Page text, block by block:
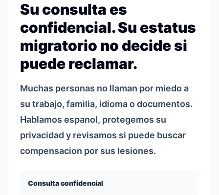
Su consulta es
confidencial. Su estatus
migratorio no decide si
puede reclamar.
Muchas personas no llaman por miedo a
su trabajo, familia, idioma o documentos.
Hablamos espanol, protegemos su
privacidad y revisamos si puede buscar
compensacion por sus lesiones.
Consulta confidencial